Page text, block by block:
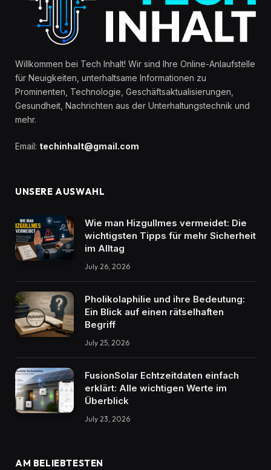
Willkommen bei Tech Inhalt! Wir sind Ihre Online-Anlaufstelle
für Neuigkeiten, unterhaltsame Informationen zu
Prominenten, Technologie, Geschäftsaktualisierungen,
Gesundheit, Nachrichten aus der Unterhaltungstechnik und
mehr.
Email: techinhalt@gmail.com
UNSERE AUSWAHL
Wie man Hizgullmes vermeidet: Die
wichtigsten Tipps für mehr Sicherheit
im Alltag
July 26, 2026
Pholikolaphilie und ihre Bedeutung:
Ein Blick auf einen rätselhaften
Begriff
July 25, 2026
FusionSolar Echtzeitdaten einfach
erklärt: Alle wichtigen Werte im
Überblick
July 23, 2026
AM BELIEBTESTEN